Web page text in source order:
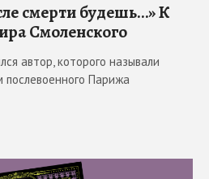
смерти будешь…» К
Смоленского
автор, которого называли
Парижа